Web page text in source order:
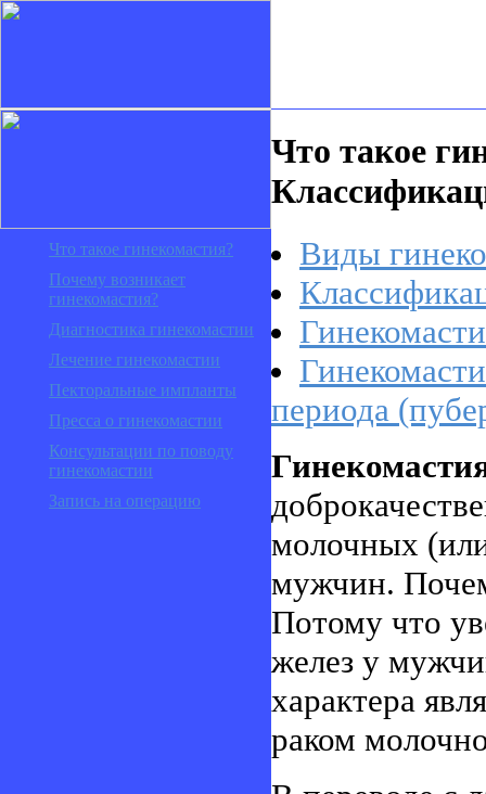
Что такое гинекомастия?
Почему возникает
гинекомастия?
Диагностика гинекомастии
Лечение гинекомастии
Пекторальные импланты
Пресса о гинекомастии
Консультации по поводу
гинекомастии
Запись на операцию
Что такое
Виды
периода
молочных
мужчин.
Потому что
желез у
характера
раком